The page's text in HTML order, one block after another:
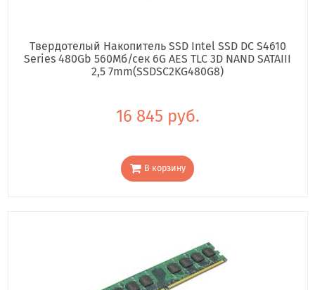
Твердотелый Накопитель SSD Intel SSD DC S4610
Series 480Gb 560Мб/сек 6G AES TLC 3D NAND SATAIII
2,5 7mm(SSDSC2KG480G8)
16 845 руб.
В корзину